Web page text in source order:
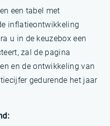
een tabel met
inflatieontwikkeling
u in de keuzebox een
zal de pagina
en de ontwikkeling van
gedurende het jaar